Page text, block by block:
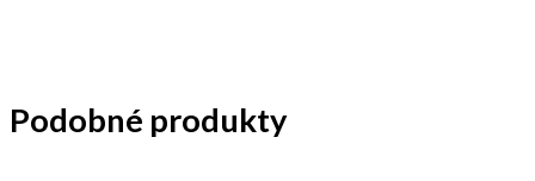
Podobné produkty